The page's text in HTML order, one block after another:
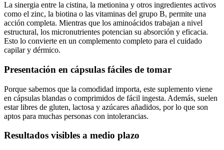
La sinergia entre la cistina, la metionina y otros ingredientes activos
como el zinc, la biotina o las vitaminas del grupo B, permite una
acción completa. Mientras que los aminoácidos trabajan a nivel
estructural, los micronutrientes potencian su absorción y eficacia.
Esto lo convierte en un complemento completo para el cuidado
capilar y dérmico.
Presentación en cápsulas fáciles de tomar
Porque sabemos que la comodidad importa, este suplemento viene
en cápsulas blandas o comprimidos de fácil ingesta. Además, suelen
estar libres de gluten, lactosa y azúcares añadidos, por lo que son
aptos para muchas personas con intolerancias.
Resultados visibles a medio plazo